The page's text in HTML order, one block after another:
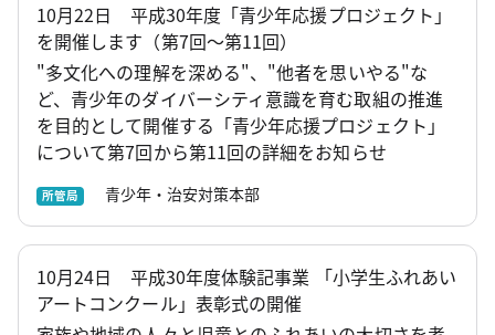
10月22日 平成30年度「青少年応援プロジェクト」
を開催します（第7回～第11回）
"多文化への理解を深める"、"他者を思いやる"な
ど、青少年のダイバーシティ意識を育む取組の推進
を目的として開催する「青少年応援プロジェクト」
について第7回から第11回の詳細をお知らせ
所管局 青少年・治安対策本部
10月24日 平成30年度体験記事業 「小学生ふれあい
アートコンクール」表彰式の開催